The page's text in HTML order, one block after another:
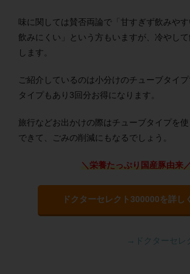
味に関しては賛否両論で「甘すぎず飲みや
飲みにくい」という方もいますが、冷やして
します。
ご紹介しているのは小分けのチューブタイ
タイプもあり3回分お得になります。
旅行などお出かけの際はチューブタイプを
できて、ごみの削減にもなるでしょう。
＼栄養たっぷり国産豚由来／
ドクターセレクト300000を詳し
→ドクターセレ